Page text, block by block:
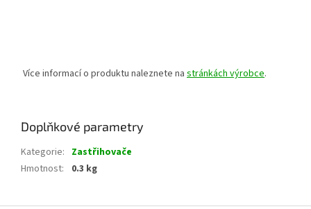
Více informací o produktu naleznete na stránkách výrobce.
Doplňkové parametry
Kategorie: Zastřihovače
Hmotnost: 0.3 kg